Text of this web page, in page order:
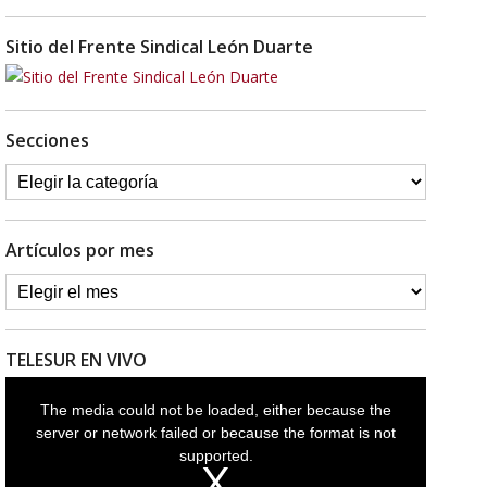
Sitio del Frente Sindical León Duarte
Secciones
Artículos por mes
TELESUR EN VIVO